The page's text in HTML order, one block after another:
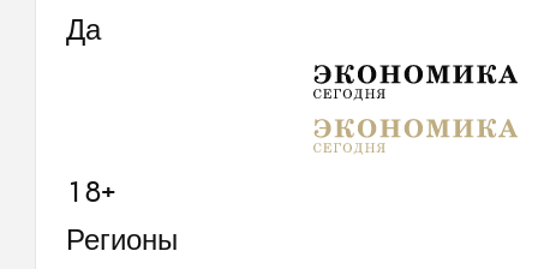
Да
18+
Регионы